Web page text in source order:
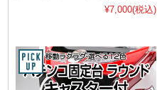
¥7,000(税込)